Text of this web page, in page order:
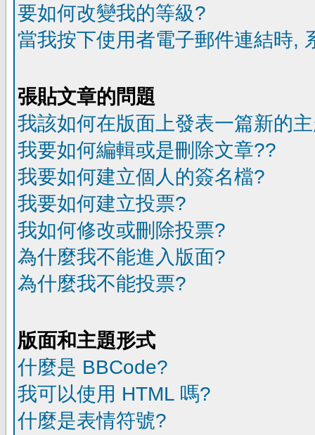
要如何改變我的等級?
當我按下使用者電子郵件連結時,
張貼文章的問題
我該如何在版面上發表一篇新的
我要如何編輯或是刪除文章??
我要如何建立個人的簽名檔?
我要如何建立投票?
我如何修改或刪除投票?
為什麼我不能進入版面?
為什麼我不能投票?
版面和主題形式
什麼是 BBCode?
我可以使用 HTML 嗎?
什麼是表情符號?